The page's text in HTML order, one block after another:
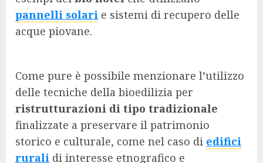
pannelli solari e sistemi di recupero delle
acque piovane.
Come pure è possibile menzionare l’utilizzo
delle tecniche della bioedilizia per
ristrutturazioni di tipo tradizionale
finalizzate a preservare il patrimonio
storico e culturale, come nel caso di edifici
rurali di interesse etnografico e